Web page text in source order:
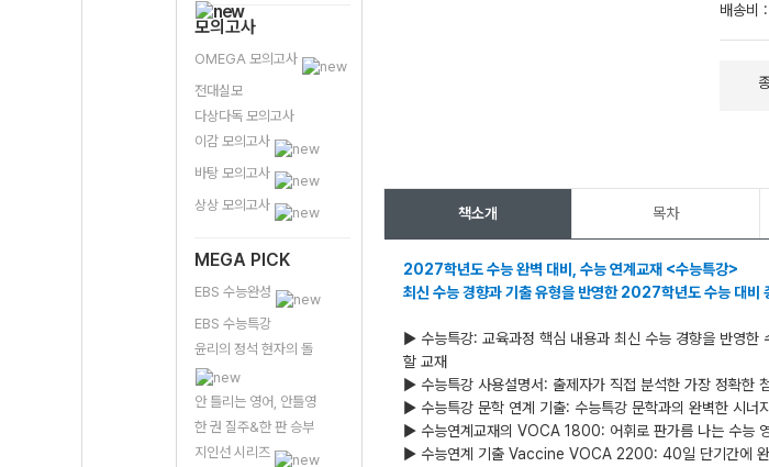
모의고사
OMEGA 모의고사
전대실모
다상다독 모의고사
이감 모의고사
바탕 모의고사
상상 모의고사
MEGA PICK
EBS 수능완성
EBS 수능특강
윤리의 정석 현자의 돌
안 틀리는 영어, 안틀영
한 권 질주&한 판 승부
지인선 시리즈
배송비 :
책소개 목차
2027학년도 수능 완벽 대비, 수능 연계교재 <수능특강>
최신 수능 경향과 기출 유형을 반영한 2027학년도 수능 대비
▶ 수능특강: 교육과정 핵심 내용과 최신 수능 경향을 반영
할 교재
▶ 수능특강 사용설명서: 출제자가 직접 분석한 가장 정확한
▶ 수능특강 문학 연계 기출: 수능특강 문학과의 완벽한 시너
▶ 수능연계교재의 VOCA 1800: 어휘로 판가름 나는 수능
▶ 수능연계 기출 Vaccine VOCA 2200: 40일 단기간에 완